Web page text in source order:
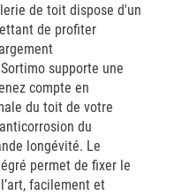
de toit dispose d'un
de profiter
supporte une
compte en
du toit de votre
du
longévité. Le
permet de fixer le
facilement et